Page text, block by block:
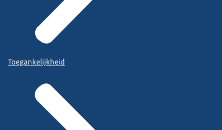
Toegankelijkheid